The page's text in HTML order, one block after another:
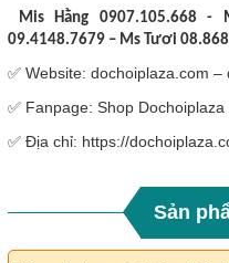
Mis Hằng 0907.105.668 -
09.4148.7679 – Ms Tươi
✅ Website: dochoiplaza.com –
✅ Fanpage: Shop Dochoiplaza
✅ Địa chỉ: https://
Sản